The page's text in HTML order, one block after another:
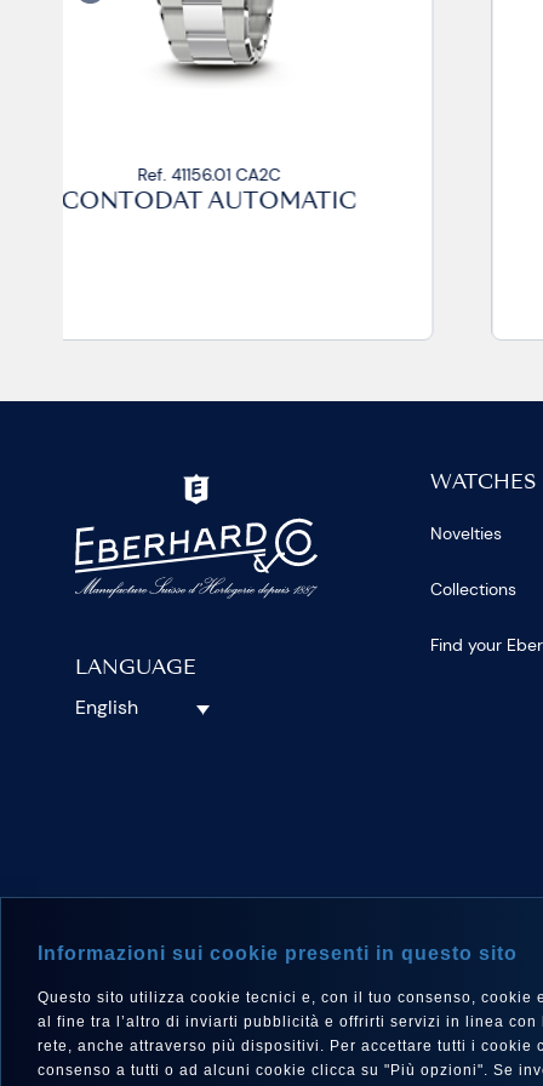
Ref. 41156.02 CA2C
CONTODAT AUTOMATIC
LANGUAGE
English
WATCHES
Novelties
Collections
Find your
Informazioni sui cookie presenti in questo sito
Questo sito utilizza cookie tecnici e, con il tuo consenso,
al fine tra l’altro di inviarti pubblicità e offrirti servizi in linea
rete, anche attraverso più dispositivi. Per accettare tutti i cookie
consenso a tutti o ad alcuni cookie clicca su "Più opzioni". Se